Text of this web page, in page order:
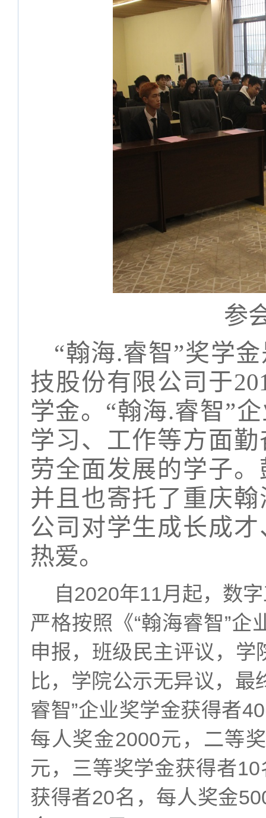
参
“翰海.睿智”奖学
技股份有限公司于
学金。 “翰海.睿智”
学习、工作等方面
劳全面发展的学子
并且也寄托了重庆
公司对学生成长成
热爱。
自2020年11月起， 数
严格按照《“翰海睿智”企
申报，班级民主评议，
比，学院公示无异议，最
睿智”企业奖学金获得者40
每人奖金2000元，二等
元，三等奖学金获得者10
获得者20名，每人奖金